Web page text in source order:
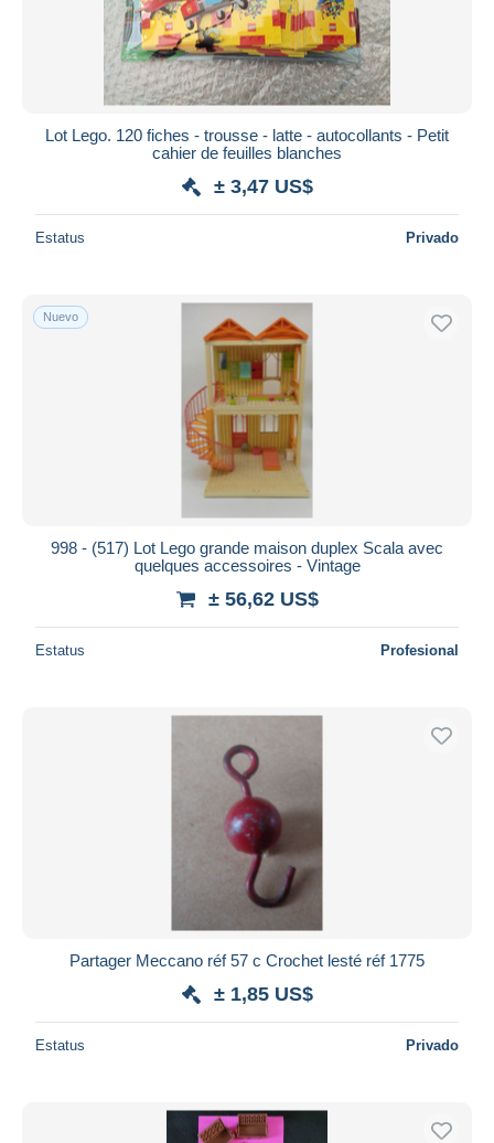
Lot Lego. 120 fiches - trousse - latte - autocollants - Petit
cahier de feuilles blanches
± 3,47 US$
Estatus Privado
Nuevo
998 - (517) Lot Lego grande maison duplex Scala avec
quelques accessoires - Vintage
± 56,62 US$
Estatus Profesional
Partager Meccano réf 57 c Crochet lesté réf 1775
± 1,85 US$
Estatus Privado